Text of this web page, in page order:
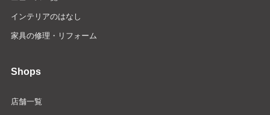
インテリアのはなし
家具の修理・リフォーム
Shops
店舗一覧